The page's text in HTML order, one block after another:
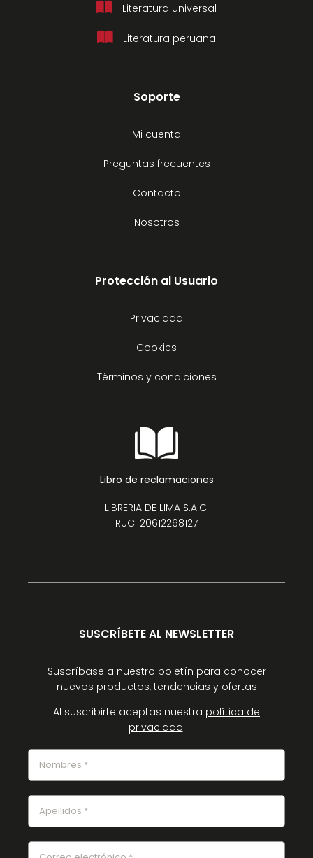
Literatura universal
Literatura peruana
Soporte
Mi cuenta
Preguntas frecuentes
Contacto
Nosotros
Protección al Usuario
Privacidad
Cookies
Términos y condiciones
Libro de reclamaciones
LIBRERIA DE LIMA S.A.C.
RUC: 20612268127
SUSCRÍBETE AL NEWSLETTER
Suscríbase a nuestro boletín para conocer
nuevos productos, tendencias y ofertas
Al suscribirte aceptas nuestra política de
privacidad.